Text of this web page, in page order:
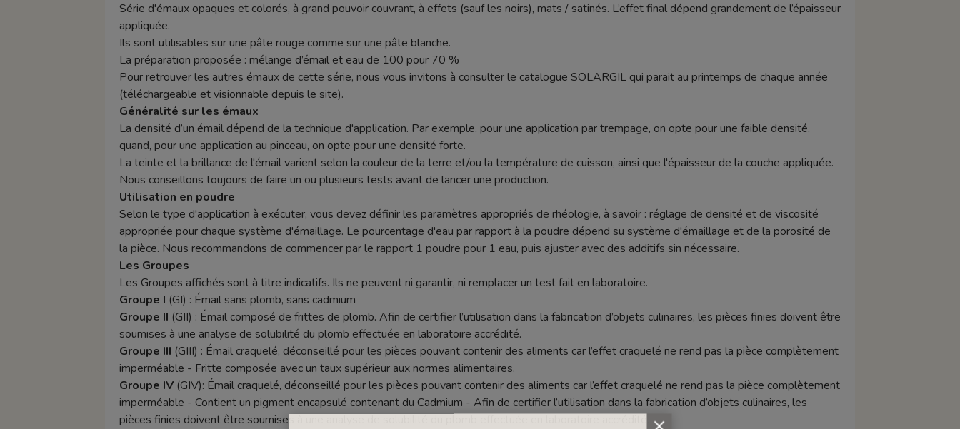
Série d'émaux opaques et colorés, à grand pouvoir couvrant, à effets (sauf les noirs), mats / satinés. L’effet final dépend grandement de l’épaisseur
appliquée.
Ils sont utilisables sur une pâte rouge comme sur une pâte blanche.
La préparation proposée : mélange d’émail et eau de 100 pour 70 %
Pour retrouver les autres émaux de cette série, nous vous invitons à consulter le catalogue SOLARGIL qui parait au printemps de chaque année
(téléchargeable et visionnable depuis le site).
Généralité sur les émaux
La densité d’un émail dépend de la technique d'application. Par exemple, pour une application par trempage, on opte pour une faible densité,
quand, pour une application au pinceau, on opte pour une densité forte.
La teinte et la brillance de l'émail varient selon la couleur de la terre et/ou la température de cuisson, ainsi que l'épaisseur de la couche appliquée.
Nous conseillons toujours de faire un ou plusieurs tests avant de lancer une production.
Utilisation en poudre
Selon le type d'application à exécuter, vous devez définir les paramètres appropriés de rhéologie, à savoir : réglage de densité et de viscosité
appropriée pour chaque système d'émaillage. Le pourcentage d'eau par rapport à la poudre dépend su système d'émaillage et de la porosité de
la pièce. Nous recommandons de commencer par le rapport 1 poudre pour 1 eau, puis ajuster avec des additifs sin nécessaire.
Les Groupes
Les Groupes affichés sont à titre indicatifs. Ils ne peuvent ni garantir, ni remplacer un test fait en laboratoire.
Groupe I (GI) : Émail sans plomb, sans cadmium
Groupe II (GII) : Émail composé de frittes de plomb. Afin de certifier l’utilisation dans la fabrication d’objets culinaires, les pièces finies doivent être
soumises à une analyse de solubilité du plomb effectuée en laboratoire accrédité.
Groupe III (GIII) : Émail craquelé, déconseillé pour les pièces pouvant contenir des aliments car l’effet craquelé ne rend pas la pièce complètement
imperméable - Fritte composée avec un taux supérieur aux normes alimentaires.
Groupe IV(GIV): Émail craquelé, déconseillé pour les pièces pouvant contenir des aliments car l’effet craquelé ne rend pas la pièce complètement
imperméable - Contient un pigment encapsulé contenant du Cadmium - Afin de certifier l’utilisation dans la fabrication d’objets culinaires, les
pièces finies doivent être soumises à une analyse de solubilité du plomb effectuée en laboratoire accrédité.